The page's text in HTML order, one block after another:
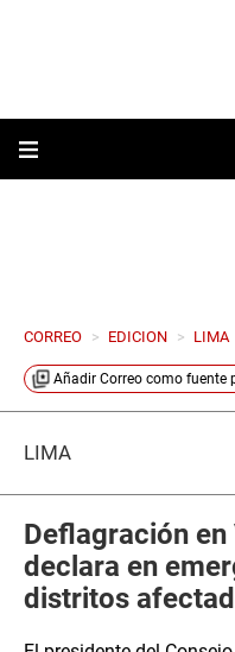
CORREO > EDICION > LIMA
Añadir Correo como fuente
LIMA
Deflagración
declara en
distritos